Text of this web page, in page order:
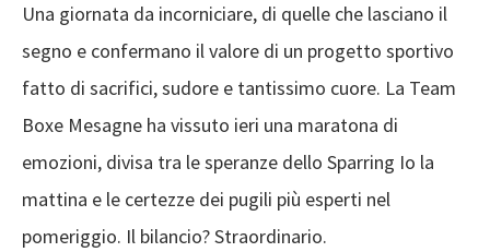
Una giornata da incorniciare, di quelle che lasciano il
segno e confermano il valore di un progetto sportivo
fatto di sacrifici, sudore e tantissimo cuore. La Team
Boxe Mesagne ha vissuto ieri una maratona di
emozioni, divisa tra le speranze dello Sparring Io la
mattina e le certezze dei pugili più esperti nel
pomeriggio. Il bilancio? Straordinario.